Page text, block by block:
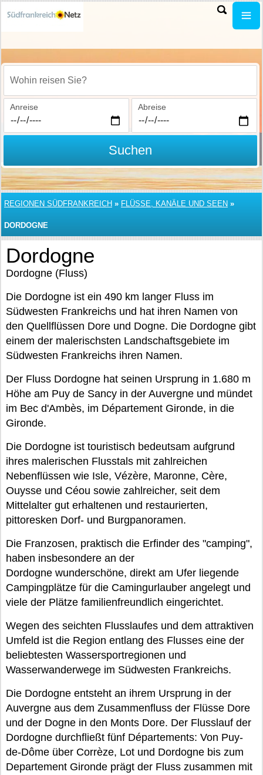
Wohin reisen Sie?
Anreise Abreise
Suchen
REGIONEN SÜDFRANKREICH » FLÜSSE, KANÄLE UND SEEN »
DORDOGNE
Dordogne
Dordogne (Fluss)
Die Dordogne ist ein 490 km langer Fluss im
Südwesten Frankreichs und hat ihren Namen von
den Quellflüssen Dore und Dogne. Die Dordogne gibt
einem der malerischsten Landschaftsgebiete im
Südwesten Frankreichs ihren Namen.
Der Fluss Dordogne hat seinen Ursprung in 1.680 m
Höhe am Puy de Sancy in der Auvergne und mündet
im Bec d'Ambès, im Département Gironde, in die
Gironde.
Die Dordogne ist touristisch bedeutsam aufgrund
ihres malerischen Flusstals mit zahlreichen
Nebenflüssen wie Isle, Vézère, Maronne, Cère,
Ouysse und Céou sowie zahlreicher, seit dem
Mittelalter gut erhaltenen und restaurierten,
pittoresken Dorf- und Burgpanoramen.
Die Franzosen, praktisch die Erfinder des "camping",
haben insbesondere an der
Dordogne wunderschöne, direkt am Ufer liegende
Campingplätze für die Camingurlauber angelegt und
viele der Plätze familienfreundlich eingerichtet.
Wegen des seichten Flusslaufes und dem attraktiven
Umfeld ist die Region entlang des Flusses eine der
beliebtesten Wassersportregionen und
Wasserwanderwege im Südwesten Frankreichs.
Die Dordogne entsteht an ihrem Ursprung in der
Auvergne aus dem Zusammenfluss der Flüsse Dore
und der Dogne in den Monts Dore. Der Flusslauf der
Dordogne durchfließt fünf Départements: Von Puy-
de-Dôme über Corrèze, Lot und Dordogne bis zum
Departement Gironde prägt der Fluss zusammen mit